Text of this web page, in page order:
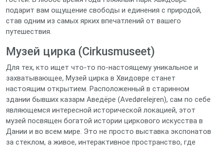
подарит вам ощущение свободы и единения с природой,
став одним из самых ярких впечатлений от вашего
путешествия.
Музей цирка (Cirkusmuseet)
Для тех, кто ищет что-то по-настоящему уникальное и
захватывающее, Музей цирка в Хвидовре станет
настоящим открытием. Расположенный в старинном
здании бывших казарм Аведёре (Avedørelejren), сам по себе
являющемся интересной исторической локацией, этот
музей посвящен богатой истории циркового искусства в
Дании и во всем мире. Это не просто выставка экспонатов
за стеклом, а живое, интерактивное пространство, где